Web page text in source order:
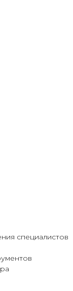
специалистов